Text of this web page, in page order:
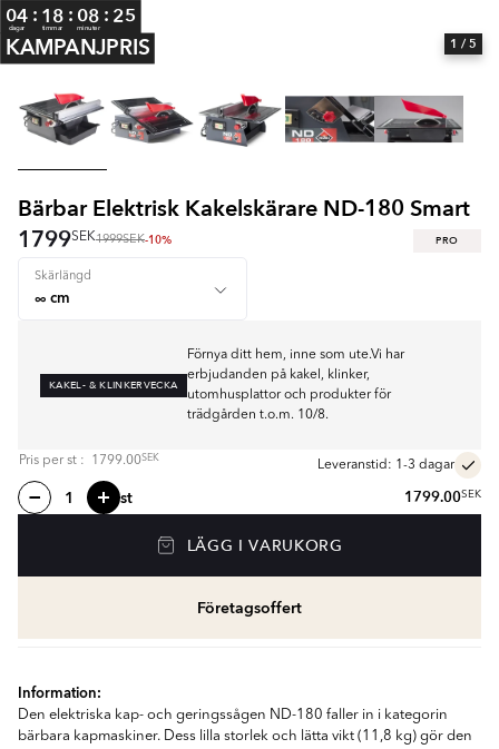
04
dagar
: 18
timmar
: 08
minuter
: 25
KAMPANJPRIS 1 / 5
Bärbar Elektrisk Kakelskärare ND-180 Smart
1799SEK1999SEK-10% PRO
Skärlängd
KAKEL- & KLINKERVECKA
Förnya ditt hem, inne som ute.Vi har
erbjudanden på kakel, klinker,
utomhusplattor och produkter för
trädgården t.o.m. 10/8.
Pris per st : 1799.00SEK
Leveranstid: 1-3 dagar
st 1799.00SEK
LÄGG I VARUKORG
Företagsoffert
Information:
Den elektriska kap- och geringssågen ND-180 faller in i kategorin
bärbara kapmaskiner. Dess lilla storlek och lätta vikt (11,8 kg) gör den